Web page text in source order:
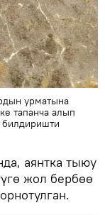
урматына
тапанча алып
аянтка тыюу
жол бербөө